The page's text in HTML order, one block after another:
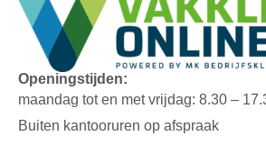
Openingstijden:
maandag tot en met vrijdag: 8.30 –
Buiten kantooruren op afspraak